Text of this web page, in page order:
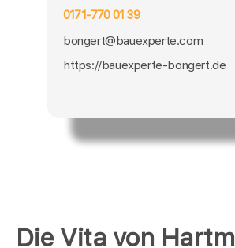
Die Vita von
0171-770 01 39
bongert@bauexperte.com
https://bauexperte-bongert.de